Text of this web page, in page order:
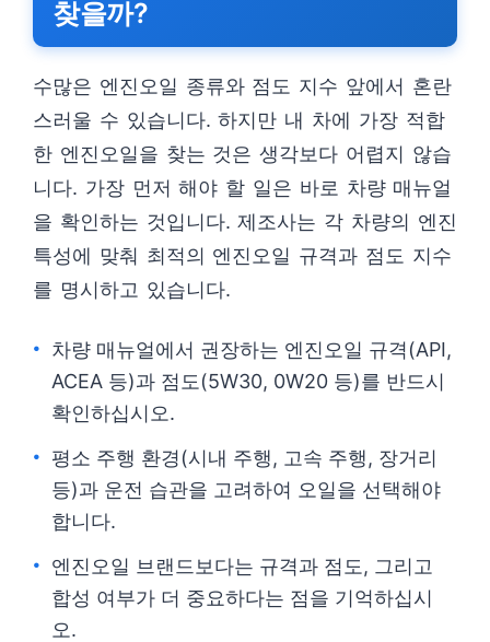
찾을까?
수많은 엔진오일 종류와 점도 지수 앞에서 혼란
스러울 수 있습니다. 하지만 내 차에 가장 적합
한 엔진오일을 찾는 것은 생각보다 어렵지 않습
니다. 가장 먼저 해야 할 일은 바로 차량 매뉴얼
을 확인하는 것입니다. 제조사는 각 차량의 엔진
특성에 맞춰 최적의 엔진오일 규격과 점도 지수
를 명시하고 있습니다.
차량 매뉴얼에서 권장하는 엔진오일 규격(API,
ACEA 등)과 점도(5W30, 0W20 등)를 반드시
확인하십시오.
평소 주행 환경(시내 주행, 고속 주행, 장거리
등)과 운전 습관을 고려하여 오일을 선택해야
합니다.
엔진오일 브랜드보다는 규격과 점도, 그리고
합성 여부가 더 중요하다는 점을 기억하십시
오.